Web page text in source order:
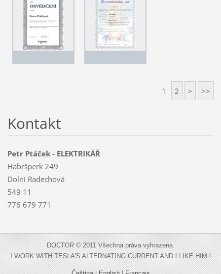
1 2 > >>
Kontakt
Petr Ptáček - ELEKTRIKÁŘ
Habršperk 249
Dolní Radechová
549 11
776 679 771
DOCTOR © 2011 Všechna práva vyhrazena.
I WORK WITH TESLA'S ALTERNATING CURRENT AND I LIKE HIM !